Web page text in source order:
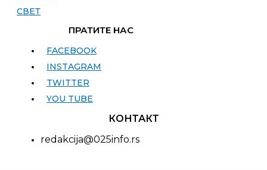
СВЕТ
ПРАТИТЕ НАС
FACEBOOK
INSTAGRAM
TWITTER
YOU TUBE
КОНТАКТ
redakcija@025info.rs